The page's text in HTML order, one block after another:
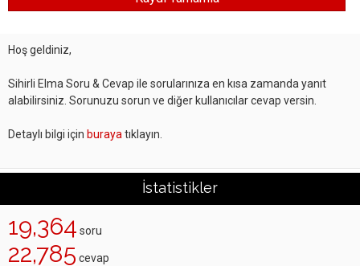
Hoş geldiniz,
Sihirli Elma Soru & Cevap ile sorularınıza en kısa zamanda yanıt
alabilirsiniz. Sorunuzu sorun ve diğer kullanıcılar cevap versin.
Detaylı bilgi için buraya tıklayın.
İstatistikler
19,364 soru
22,785 cevap